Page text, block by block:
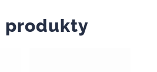
produkty